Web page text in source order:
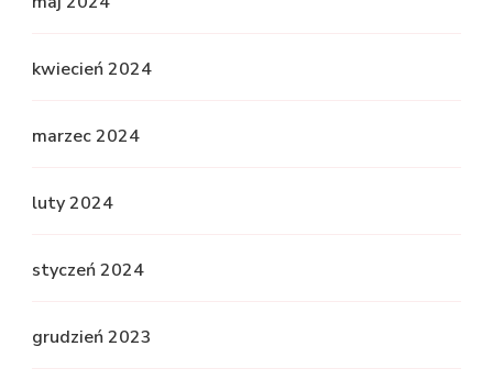
kwiecień 2024
marzec 2024
luty 2024
styczeń 2024
grudzień 2023